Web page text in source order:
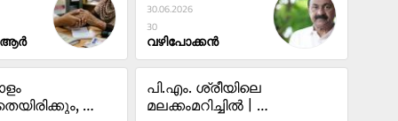
30.06.2026
30
വഴിപോക്കൻ
പി.എം. ശ്രീയിലെ
മലക്കംമറിച്ചിൽ |